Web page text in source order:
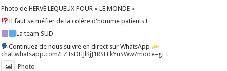
Photo de HERVÉ LEQUEUX POUR « LE MONDE »
Il faut se méfier de la colère d'homme patients !
La team SUD
Continuez de nous suivre en direct sur WhatsApp
chat.whatsapp.com/FZTsDHJlKjJ1RSLFkYuSWw?mode=gi_t
Photo